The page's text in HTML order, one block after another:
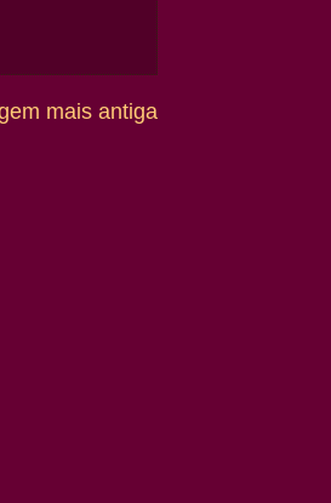
mais antiga